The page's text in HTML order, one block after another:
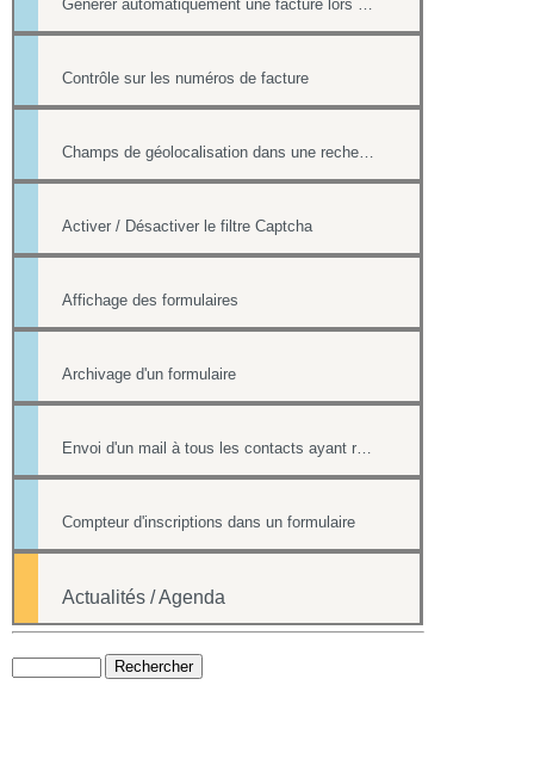
Contrôle sur les numéros de facture
Activer / Désactiver le filtre Captcha
Affichage des formulaires
Archivage d'un formulaire
Compteur d'inscriptions dans un formulaire
Actualités / Agenda